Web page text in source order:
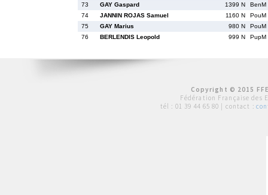
73
GAY Gaspard 1399 N
BenM
74
JANNIN ROJAS Samuel 1160 N
PouM
75
GAY Marius 980 N
PouM
76
BERLENDIS Leopold 999 N PupM
Copyright © 2015
Fédération Française des
tél : 01 39 44 65 80 | contact :